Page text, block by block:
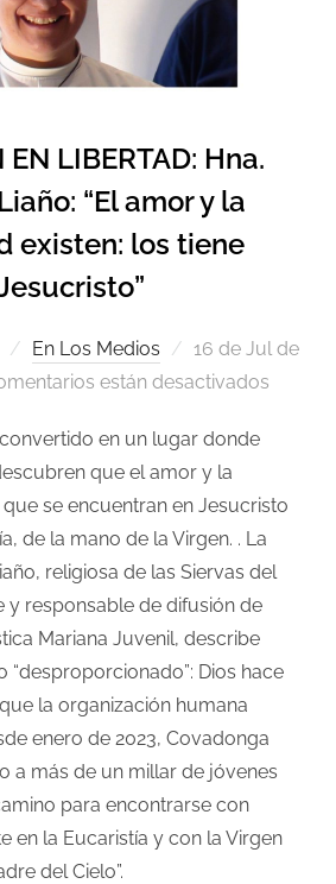
EN LIBERTAD: Hna.
“El amor y la
existen: los tiene
En Los Medios
16 de Jul de
están desactivados
en un lugar donde
que el amor y la
se encuentran en Jesucristo
de la mano de la Virgen. . La
religiosa de las Siervas del
y responsable de difusión de
Mariana Juvenil, describe
“desproporcionado”: Dios hace
la organización humana
enero de 2023, Covadonga
a más de un millar de jóvenes
para encontrarse con
en la Eucaristía y con la Virgen
del Cielo”.